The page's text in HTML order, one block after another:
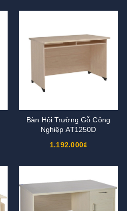
Bàn Hội Trường Gỗ Công
Nghiệp AT1250D
1.192.000₫